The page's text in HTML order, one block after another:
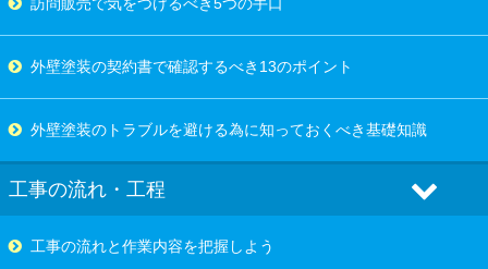
外壁塗装の契約書で確認するべき13のポイント
外壁塗装のトラブルを避ける為に知っておくべき基礎知識
工事の流れ・工程
工事の流れと作業内容を把握しよう